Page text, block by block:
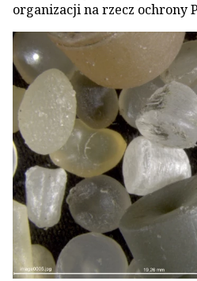
organizacji na rzecz ochrony